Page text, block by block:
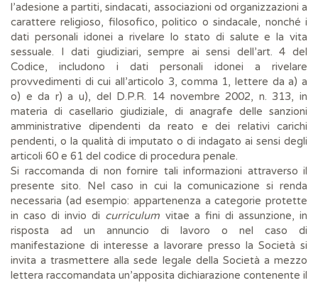
l’adesione a partiti, sindacati, associazioni od organizzazioni a
carattere religioso, filosofico, politico o sindacale, nonché i
dati personali idonei a rivelare lo stato di salute e la vita
sessuale. I dati giudiziari, sempre ai sensi dell’art. 4 del
Codice, includono i dati personali idonei a rivelare
provvedimenti di cui all’articolo 3, comma 1, lettere da a) a
o) e da r) a u), del D.P.R. 14 novembre 2002, n. 313, in
materia di casellario giudiziale, di anagrafe delle sanzioni
amministrative dipendenti da reato e dei relativi carichi
pendenti, o la qualità di imputato o di indagato ai sensi degli
articoli 60 e 61 del codice di procedura penale.
Si raccomanda di non fornire tali informazioni attraverso il
presente sito. Nel caso in cui la comunicazione si renda
necessaria (ad esempio: appartenenza a categorie protette
in caso di invio di curriculum vitae a fini di assunzione, in
risposta ad un annuncio di lavoro o nel caso di
manifestazione di interesse a lavorare presso la Società si
invita a trasmettere alla sede legale della Società a mezzo
lettera raccomandata un’apposita dichiarazione contenente il